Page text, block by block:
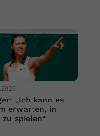
„Ich kann es
erwarten, in
zu spielen“